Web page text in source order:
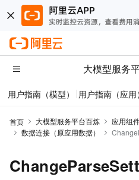
大模型服务
用户指南（模型） 用户指南（应用）
首页 大模型服务平台百炼 应用组
数据连接（原应用数据）